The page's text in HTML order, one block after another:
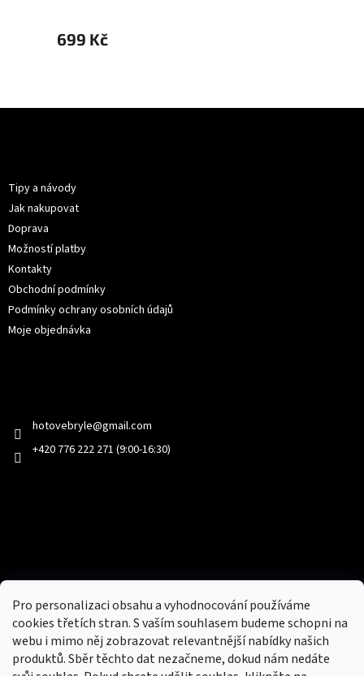
Pro personalizaci obsahu a vyhodnocování používáme
cookies třetích stran. S vaším souhlasem budeme schopni na
webu i mimo něj zobrazovat relevantnější nabídky našich
produktů. Sběr těchto dat nezačneme, dokud nám nedáte
699 Kč
Tipy a návody
Jak nakupovat
Doprava
Možností platby
Kontakty
Obchodní podmínky
Podmínky ochrany osobních údajů
Moje objednávka
hotovebryle@gmail.com
+420 776 222 271 (9:00-16:30)